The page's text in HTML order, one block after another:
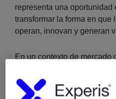
representa una oportunidad
transformar la forma en que
operan, innovan y generan
En un contexto de mercado
inteligentes y preparadas
evoluciona para responder